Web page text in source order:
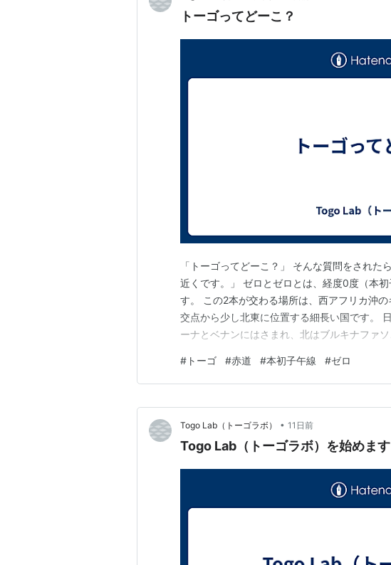
トーゴってどーこ？
「トーゴってどーこ？」 そんな質問をされ
近くです。」 ゼロとゼロとは、経度0度（本
す。 この2本が交わる場所は、西アフリカ沖
交点から少し北東に位置する細長い国です。
ーナとベナンにはさまれ、北はブルキナファ
せん。 これからこのブログでは、そんなトー
日本とのつながりを少しずつ紹介していきま
# トーゴ #赤道 #本初子午線 #ゼロ
Togo Lab（トーゴラボ） • 11日前
Togo Lab（トーゴラボ）を始めます